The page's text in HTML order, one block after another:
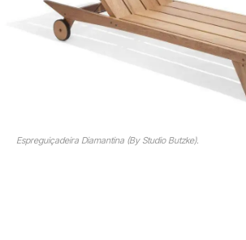
Espreguiçadeira Diamantina (By Studio Butzke).